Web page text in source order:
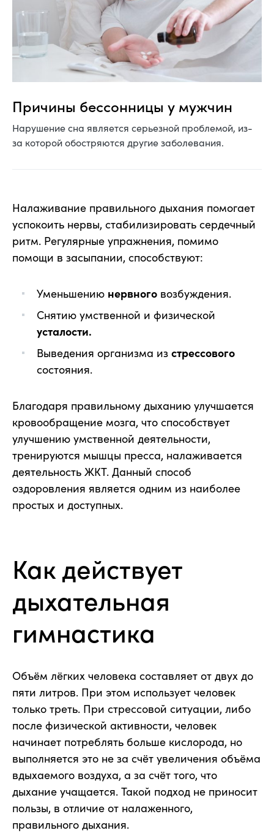
Причины бессонницы у мужчин
Нарушение сна является серьезной проблемой, из-
за которой обостряются другие заболевания.
Налаживание правильного дыхания помогает
успокоить нервы, стабилизировать сердечный
ритм. Регулярные упражнения, помимо
помощи в засыпании, способствуют:
Уменьшению нервного возбуждения.
Снятию умственной и физической
усталости.
Выведения организма из стрессового
состояния.
Благодаря правильному дыханию улучшается
кровообращение мозга, что способствует
улучшению умственной деятельности,
тренируются мышцы пресса, налаживается
деятельность ЖКТ. Данный способ
оздоровления является одним из наиболее
простых и доступных.
Как действует
дыхательная
гимнастика
Объём лёгких человека составляет от двух до
пяти литров. При этом использует человек
только треть. При стрессовой ситуации, либо
после физической активности, человек
начинает потреблять больше кислорода, но
выполняется это не за счёт увеличения объёма
вдыхаемого воздуха, а за счёт того, что
дыхание учащается. Такой подход не приносит
пользы, в отличие от налаженного,
правильного дыхания.